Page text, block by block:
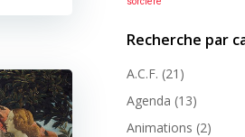
Recherche par
A.C.F. (21)
Agenda (13)
Animations (2)